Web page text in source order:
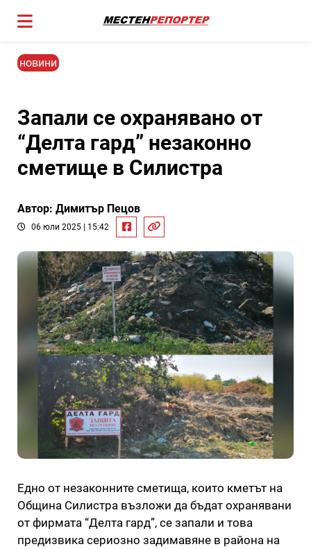
новини
Запали се охранявано от
“Делта гард” незаконно
сметище в Силистра
Автор: Димитър Пецов
06 юли 2025 | 15:42
Едно от незаконните сметища, които кметът на
Община Силистра възложи да бъдат охранявани
от фирмата “Делта гард”, се запали и това
предизвика сериозно задимавяне в района на